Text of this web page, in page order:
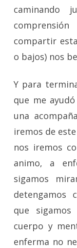
caminando
compartir
o bajos) nos
Y para
que me
una
iremos de
nos iremos
animo, a
sigamos
detengamos
que
cuerpo y
enferma no